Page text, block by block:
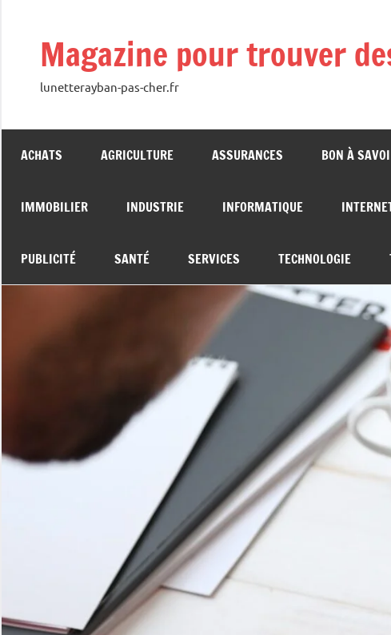
contenuMagazine pour trouver
lunetterayban-pas-cher.fr
ACHATS AGRICULTURE ASSURANCES BON À
IMMOBILIER INDUSTRIE INFORMATIQUE
PUBLICITÉ SANTÉ SERVICES TECHNOLOGIE